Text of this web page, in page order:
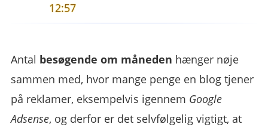
12:57
Antal besøgende om måneden hænger nøje
sammen med, hvor mange penge en blog tjener
på reklamer, eksempelvis igennem Google
Adsense, og derfor er det selvfølgelig vigtigt, at